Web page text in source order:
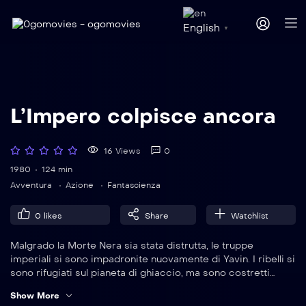
English ▼
L’Impero colpisce ancora
16 Views
0
1980
124 min
Avventura
Azione Fantascienza
0 likes Share Watchlist
Malgrado la Morte Nera sia stata distrutta, le truppe
imperiali si sono impadronite nuovamente di Yavin. I ribelli si
sono rifugiati sul pianeta di ghiaccio, ma sono costretti
principessa Leia e il droide D3BO (C-3PO), seminano gli
Show More